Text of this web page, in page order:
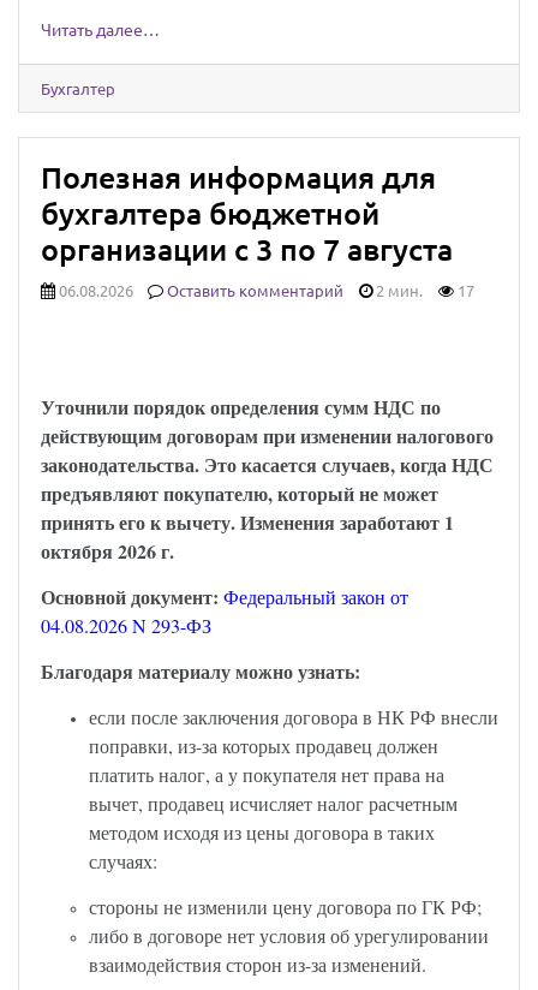
Читать далее…
Бухгалтер
Полезная информация для
бухгалтера бюджетной
организации с 3 по 7 августа
06.08.2026 Оставить комментарий 2 мин. 17
Уточнили порядок определения сумм НДС по
действующим договорам при изменении налогового
законодательства. Это касается случаев, когда НДС
предъявляют покупателю, который не может
принять его к вычету. Изменения заработают 1
октября 2026 г.
Основной документ: Федеральный закон от
04.08.2026 N 293-ФЗ
Благодаря материалу можно узнать:
если после заключения договора в НК РФ внесли
поправки, из-за которых продавец должен
платить налог, а у покупателя нет права на
вычет, продавец исчисляет налог расчетным
методом исходя из цены договора в таких
случаях:
стороны не изменили цену договора по ГК РФ;
либо в договоре нет условия об урегулировании
взаимодействия сторон из-за изменений.